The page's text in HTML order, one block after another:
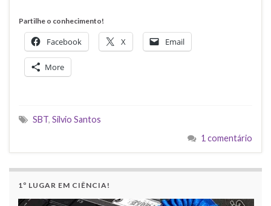
Partilhe o conhecimento!
Facebook X Email
More
SBT, Silvio Santos
1 comentário
1º LUGAR EM CIÊNCIA!